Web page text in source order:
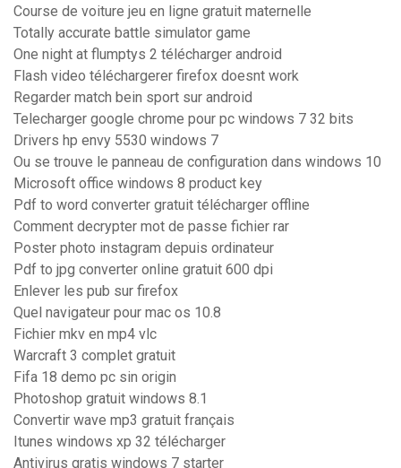
Course de voiture jeu en ligne gratuit maternelle
Totally accurate battle simulator game
One night at flumptys 2 télécharger android
Flash video téléchargerer firefox doesnt work
Regarder match bein sport sur android
Telecharger google chrome pour pc windows 7 32 bits
Drivers hp envy 5530 windows 7
Ou se trouve le panneau de configuration dans windows 10
Microsoft office windows 8 product key
Pdf to word converter gratuit télécharger offline
Comment decrypter mot de passe fichier rar
Poster photo instagram depuis ordinateur
Pdf to jpg converter online gratuit 600 dpi
Enlever les pub sur firefox
Quel navigateur pour mac os 10.8
Fichier mkv en mp4 vlc
Warcraft 3 complet gratuit
Fifa 18 demo pc sin origin
Photoshop gratuit windows 8.1
Convertir wave mp3 gratuit français
Itunes windows xp 32 télécharger
Antivirus gratis windows 7 starter